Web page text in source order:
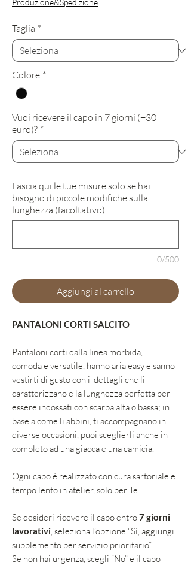
Produzione&Spedizione
Taglia *
Colore *
Vuoi ricevere il capo in 7 giorni (+30
euro)? *
Lascia qui le tue misure solo se hai
bisogno di piccole modifiche sulla
lunghezza (facoltativo)
0/500
Aggiungi al carrello
PANTALONI CORTI SALCITO
Pantaloni corti dalla linea morbida,
comoda e versatile, hanno aria easy e sanno
vestirti di gusto con i dettagli che li
caratterizzano e la lunghezza perfetta per
essere indossati con scarpa alta o bassa; in
base a come li abbini, ti accompagnano in
diverse occasioni, puoi sceglierli anche in
completo ad una giacca e una camicia.
Ogni capo è realizzato con cura sartoriale e
tempo lento in atelier, solo per Te.
Se desideri ricevere il capo entro7 giorni
lavorativi , seleziona l’opzione “Sì, aggiungi
supplemento per servizio prioritario”.
Se non hai urgenza, scegli “No” e il capo